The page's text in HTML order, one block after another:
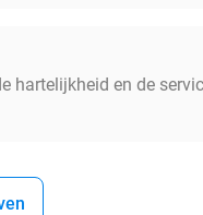
hartelijkheid en de